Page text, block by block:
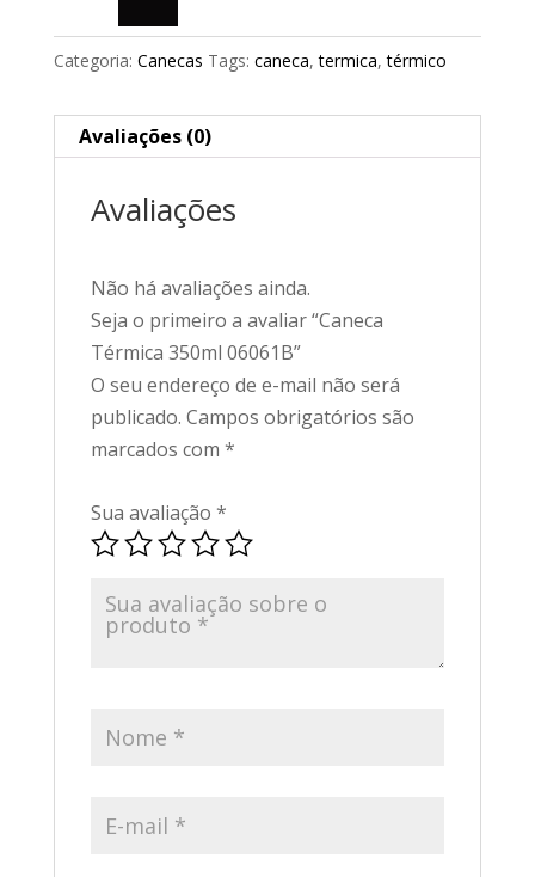
Categoria: Canecas Tags: caneca,termica,térmico
Avaliações (0)
Avaliações
Não há avaliações ainda.
Seja o primeiro a avaliar “Caneca
Térmica 350ml 06061B”
O seu endereço de e-mail não será
publicado. Campos obrigatórios são
marcados com *
Sua avaliação *